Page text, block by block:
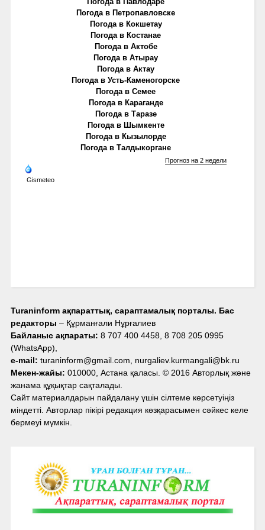
Погода в Петропавловске
Погода в Кокшетау
Погода в Костанае
Погода в Актобе
Погода в Атырау
Погода в Актау
Погода в Усть-Каменогорске
Погода в Семее
Погода в Караганде
Погода в Таразе
Погода в Шымкенте
Погода в Кызылорде
Погода в Талдыкоргане
Gismeteo
Прогноз на 2 недели
Turaninform ақпараттық, сараптамалық порталы. Бас
редакторы – Құрманғали Нұрғалиев
Байланыс ақпараты: 8 707 400 4458, 8 708 205 0995
(WhatsApp),
e-mail: turaninform@gmail.com, nurgaliev.kurmangali@bk.ru
Мекен-жайы: 010000, Астана қаласы. © 2016 Авторлық және
жанама құқықтар сақталады.
Сайт материалдарын пайдалану үшін сілтеме көрсетуіңіз
міндетті. Авторлар пікірі редакция көзқарасымен сәйкес келе
бермеуі мүмкін.